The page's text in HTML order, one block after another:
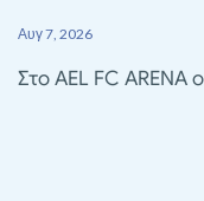
Αυγ 7, 2026
Στο AEL FC